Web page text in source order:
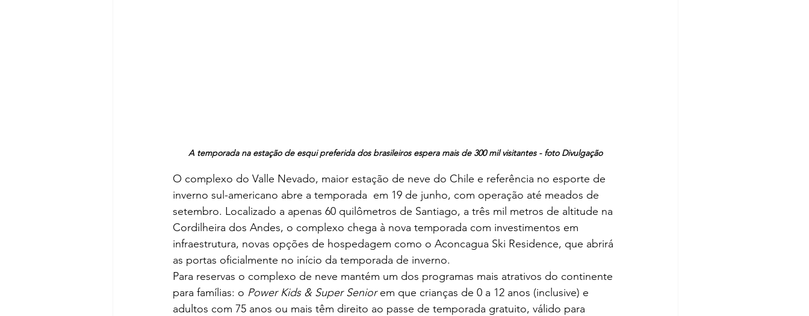
A temporada na estação de esqui preferida dos brasileiros espera mais de 300 mil visitantes - foto Divulgação
O complexo do Valle Nevado, maior estação de neve do Chile e referência no esporte de
inverno sul-americano abre a temporada  em 19 de junho, com operação até meados de
setembro. Localizado a apenas 60 quilômetros de Santiago, a três mil metros de altitude na
Cordilheira dos Andes, o complexo chega à nova temporada com investimentos em
infraestrutura, novas opções de hospedagem como o Aconcagua Ski Residence, que abrirá
as portas oficialmente no início da temporada de inverno.
Para reservas o complexo de neve mantém um dos programas mais atrativos do continente
para famílias: o Power Kids & Super Senior em que crianças de 0 a 12 anos (inclusive) e
adultos com 75 anos ou mais têm direito ao passe de temporada gratuito, válido para